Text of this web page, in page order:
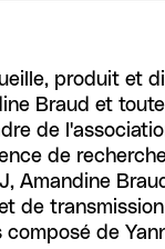
produit
Braud et
de
de
Amandine
de